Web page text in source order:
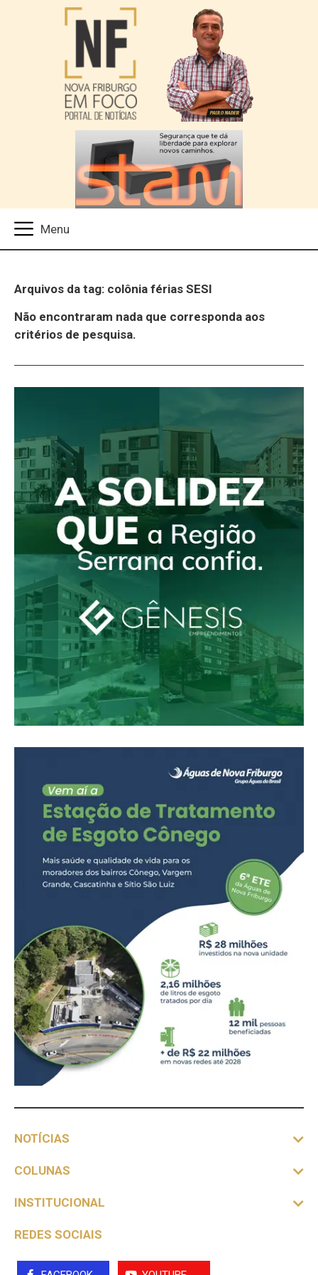
Arquivos da tag: colônia férias SESI
Não encontraram nada que corresponda aos
critérios de pesquisa.
NOTÍCIAS
COLUNAS
INSTITUCIONAL
REDES SOCIAIS